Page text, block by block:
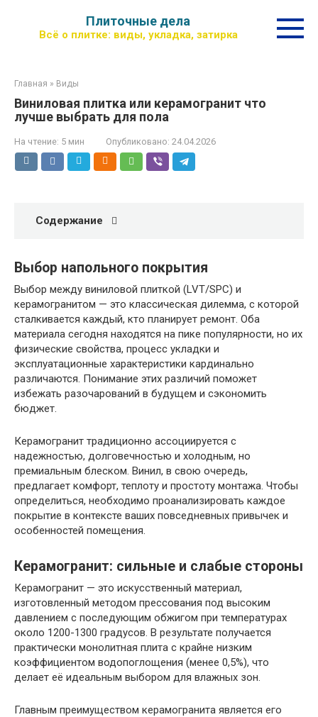
контенту
Плиточные дела
Всё о плитке: виды, укладка, затирка
Главная » Виды
Виниловая плитка или керамогранит что
лучше выбрать для пола
На чтение: 5 мин Опубликовано: 24.04.2026
Содержание
Выбор напольного покрытия
Выбор между виниловой плиткой (LVT/SPC) и
керамогранитом — это классическая дилемма, с которой
сталкивается каждый, кто планирует ремонт. Оба
материала сегодня находятся на пике популярности, но их
физические свойства, процесс укладки и
эксплуатационные характеристики кардинально
различаются. Понимание этих различий поможет
избежать разочарований в будущем и сэкономить
бюджет.
Керамогранит традиционно ассоциируется с
надежностью, долговечностью и холодным, но
премиальным блеском. Винил, в свою очередь,
предлагает комфорт, теплоту и простоту монтажа. Чтобы
определиться, необходимо проанализировать каждое
покрытие в контексте ваших повседневных привычек и
особенностей помещения.
Керамогранит: сильные и слабые стороны
Керамогранит — это искусственный материал,
изготовленный методом прессования под высоким
давлением с последующим обжигом при температурах
около 1200-1300 градусов. В результате получается
практически монолитная плита с крайне низким
коэффициентом водопоглощения (менее 0,5%), что
делает её идеальным выбором для влажных зон.
Главным преимуществом керамогранита является его